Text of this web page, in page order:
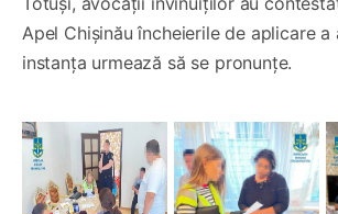
Apel Chișinău încheierile de aplicare a
instanța urmează să se pronunțe.